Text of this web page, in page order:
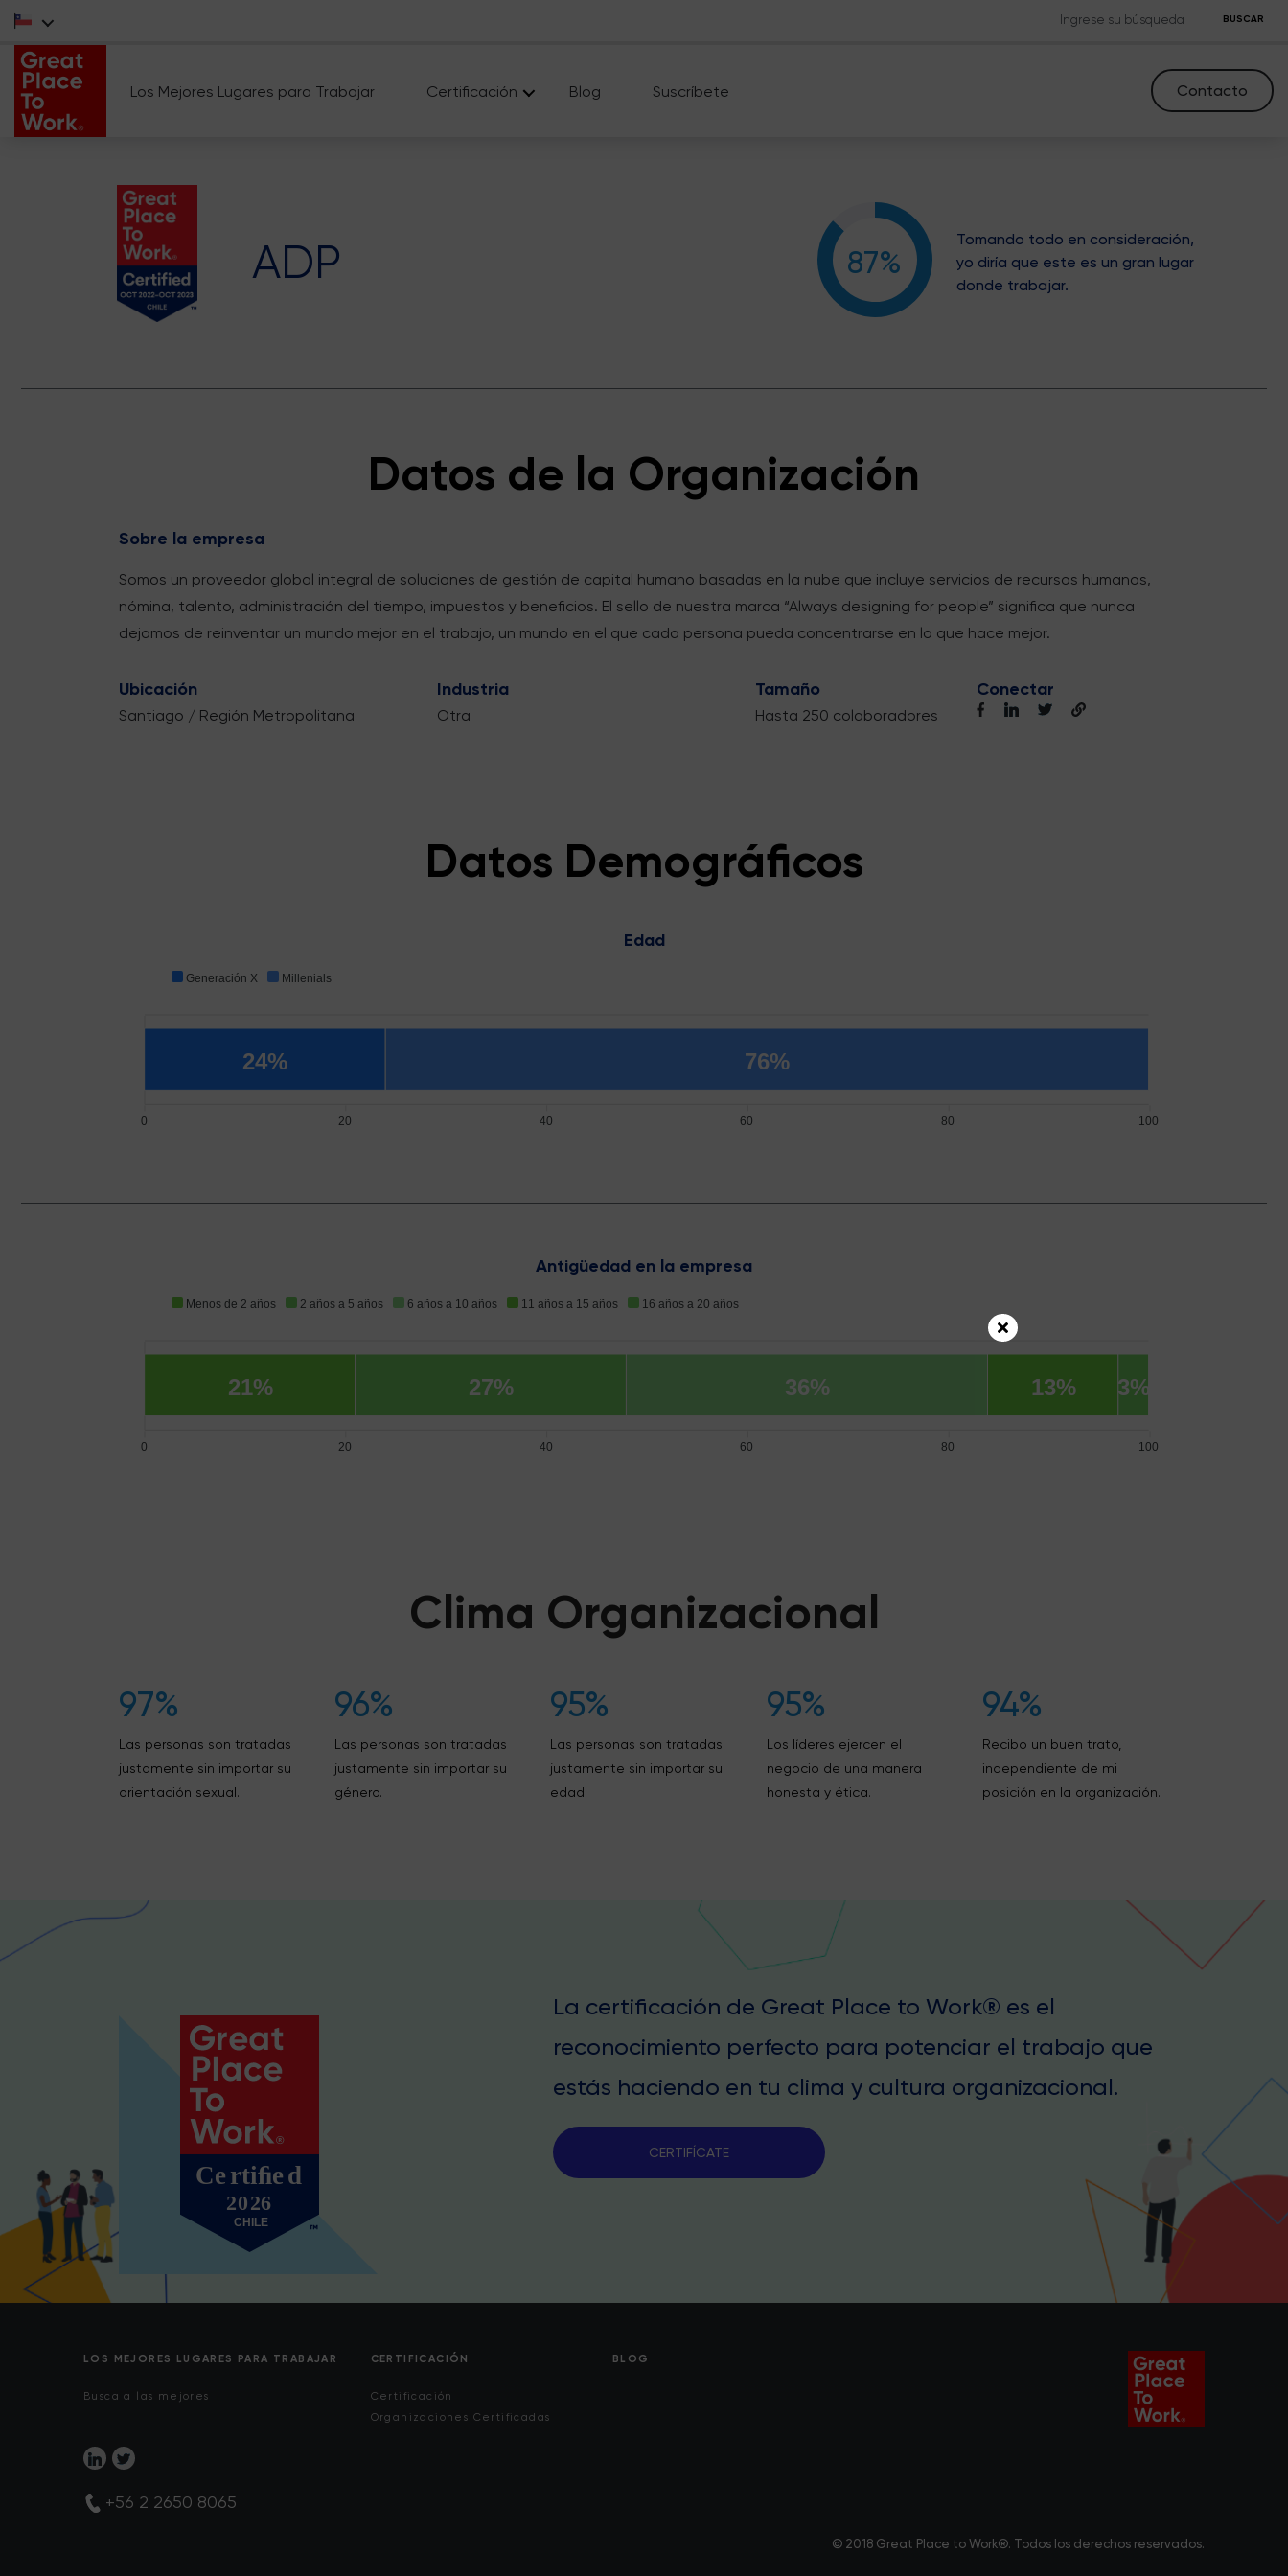
BUSCAR
Los Mejores Lugares para Trabajar Certificación Blog Suscríbete Contacto
ADP 87%
Tomando todo en consideración,
yo diría que este es un gran lugar
donde trabajar.
Datos de la Organización
Sobre la empresa
Somos un proveedor global integral de soluciones de gestión de capital humano basadas en la nube que incluye servicios de recursos humanos,
nómina, talento, administración del tiempo, impuestos y beneficios. El sello de nuestra marca “Always designing for people” significa que nunca
dejamos de reinventar un mundo mejor en el trabajo, un mundo en el que cada persona pueda concentrarse en lo que hace mejor.
Ubicación
Santiago / Región Metropolitana
Industria
Otra
Tamaño
Hasta 250 colaboradores
Conectar
Datos Demográficos
Edad
Generación X Millenials
100
80
60
40
20
0
76%
24%
Antigüedad en la empresa
Menos de 2 años 2 años a 5 años 6 años a 10 años 11 años a 15 años 16 años a 20 años
100
80
60
40
20
0
27% 13%
21% 3%
36%
Clima Organizacional
97%
Las personas son tratadas
justamente sin importar su
orientación sexual.
96%
Las personas son tratadas
justamente sin importar su
género.
95%
Las personas son tratadas
justamente sin importar su
edad.
95%
Los líderes ejercen el
negocio de una manera
honesta y ética.
94%
Recibo un buen trato,
independiente de mi
posición en la organización.
La certificación de Great Place to Work® es el
reconocimiento perfecto para potenciar el trabajo que
estás haciendo en tu clima y cultura organizacional.
CERTIFÍCATE
LOS MEJORES LUGARES PARA TRABAJAR
Busca a las mejores
CERTIFICACIÓN
Certificación
Organizaciones Certificadas
BLOG
+56 2 2650 8065
© 2018 Great Place to Work®. Todos los derechos reservados.